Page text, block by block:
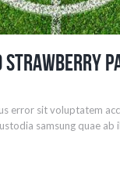
Strawberry
error sit voluptatem
samsung quae